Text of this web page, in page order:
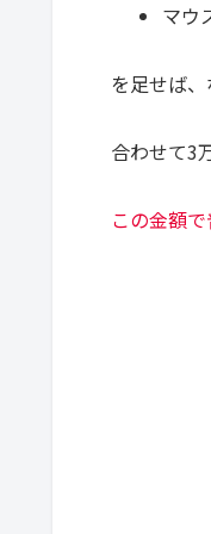
マウ
を足せば、
合わせて3
この金額